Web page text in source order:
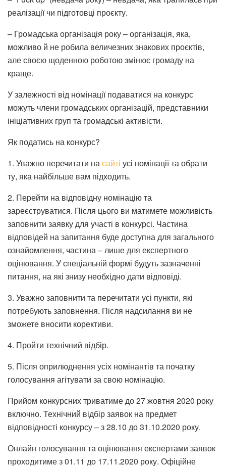
реалізації чи підготовці проєкту.
– Громадська організація року – організація, яка,
можливо й не робила величезних знакових проєктів,
але своєю щоденною роботою змінює громаду на
краще.
У залежності від номінації подаватися на конкурс
можуть члени громадських організацій, представники
ініціативних груп та громадські активісти.
Як податись на конкурс?
1. Уважно перечитати насайті усі номінації та обрати
ту, яка найбільше вам підходить.
2. Перейти на відповідну номінацію та
зареєструватися. Після цього ви матимете можливість
заповнити заявку для участі в конкурсі. Частина
відповідей на запитання буде доступна для загального
ознайомлення, частина – лише для експертного
оцінювання. У спеціальній формі будуть зазначенні
питання, на які знизу необхідно дати відповіді.
3. Уважно заповнити та перечитати усі пункти, які
потребують заповнення. Після надсилання ви не
зможете вносити корективи.
4. Пройти технічний відбір.
5. Після оприлюднення усіх номінантів та початку
голосування агітувати за свою номінацію.
Прийом конкурсних триватиме до 27 жовтня 2020 року
включно. Технічний відбір заявок на предмет
відповідності конкурсу – з 28.10 до 31.10.2020 року.
Онлайн голосування та оцінювання експертами заявок
проходитиме з 01.11 до 17.11.2020 року. Офіційне